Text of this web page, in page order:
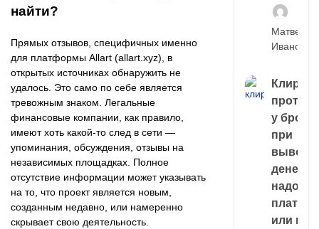
найти?
Прямых отзывов, специфичных именно
для платформы Allart (allart.xyz), в
открытых источниках обнаружить не
удалось. Это само по себе является
тревожным знаком. Легальные
финансовые компании, как правило,
имеют хоть какой-то след в сети —
упоминания, обсуждения, отзывы на
независимых площадках. Полное
отсутствие информации может указывать
на то, что проект является новым,
созданным недавно, или намеренно
скрывает свою деятельность.
Матвей
Иванов
Клиринг
у
при
выводе
денег,
надо
платить
или